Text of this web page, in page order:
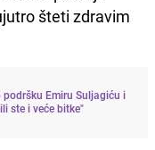
šteti zdravim
podršku Emiru Suljagiću i
ste i veće bitke"